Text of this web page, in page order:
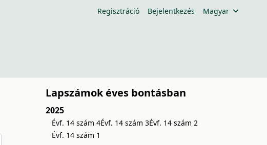
Regisztráció Bejelentkezés Magyar
Lapszámok éves bontásban
2025
Évf. 14 szám 4Évf. 14 szám 3Évf. 14 szám 2
Évf. 14 szám 1